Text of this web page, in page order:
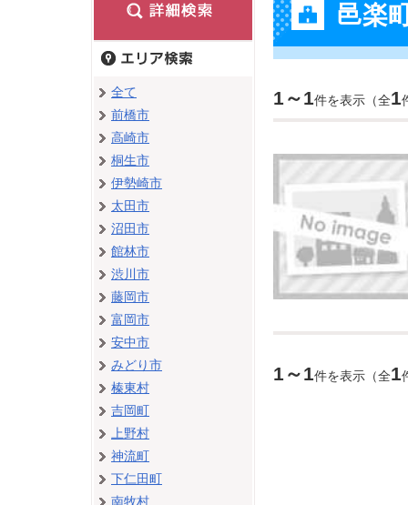
邑楽
1～1件を表示（全1
1～1件を表示（全1
全て
前橋市
高崎市
桐生市
伊勢崎市
太田市
沼田市
館林市
渋川市
藤岡市
富岡市
安中市
みどり市
榛東村
吉岡町
上野村
神流町
下仁田町
南牧村